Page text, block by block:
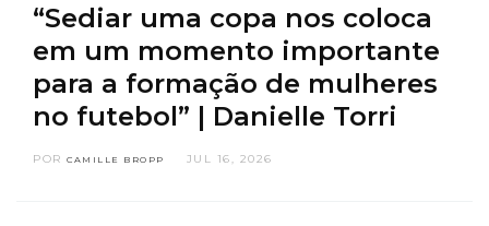
“Sediar uma copa nos coloca
em um momento importante
para a formação de mulheres
no futebol” | Danielle Torri
POR CAMILLE BROPP JUL 16, 2026